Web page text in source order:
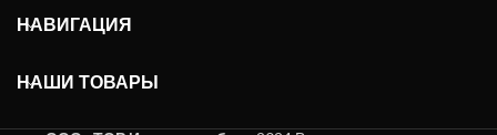
НАВИГАЦИЯ
НАШИ ТОВАРЫ